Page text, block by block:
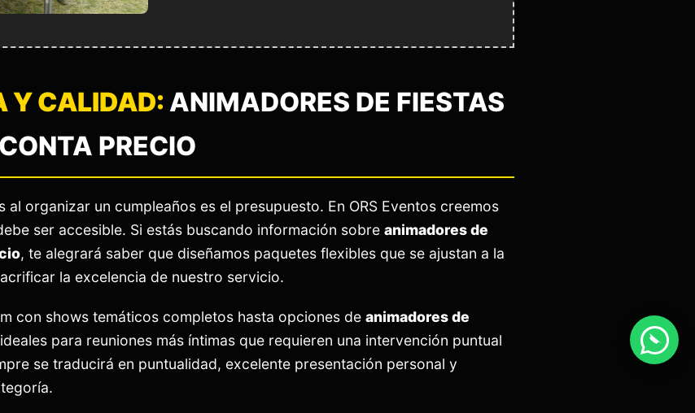
Y CALIDAD: ANIMADORES DE FIESTAS
PRECIO
al organizar un cumpleaños es el presupuesto. En ORS Eventos creemos
ser accesible. Si estás buscando información sobre animadores de
, te alegrará saber que diseñamos paquetes flexibles que se ajustan a la
la excelencia de nuestro servicio.
con shows temáticos completos hasta opciones de animadores de
para reuniones más íntimas que requieren una intervención puntual
se traducirá en puntualidad, excelente presentación personal y